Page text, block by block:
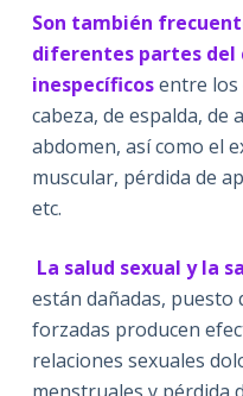
Son también
diferentes partes del
inespecíficosentre los
cabeza, de espalda, de
abdomen, así como el
muscular, pérdida de
etc.
La salud sexual y la
están dañadas, puesto
forzadas producen
relaciones sexuales